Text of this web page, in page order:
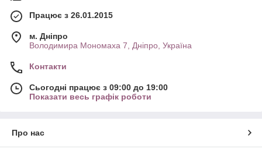
Працює з 26.01.2015
м. Дніпро
Володимира Мономаха 7, Дніпро, Україна
Контакти
Сьогодні працює з 09:00 до 19:00
Показати весь графік роботи
Про нас